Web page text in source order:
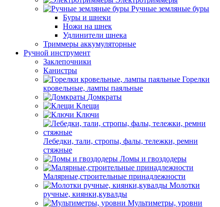
Ручные земляные буры
Буры и шнеки
Ножи на шнек
Удлинители шнека
Триммеры аккумуляторные
Ручной инструмент
Заклепочники
Канистры
Горелки
кровельные, лампы паяльные
Домкраты
Клещи
Ключи
Лебедки, тали, стропы, фалы, тележки, ремни
стяжные
Ломы и гвоздодеры
Малярные,строительные принадлежности
Молотки
ручные, киянки,кувалды
Мультиметры, уровни